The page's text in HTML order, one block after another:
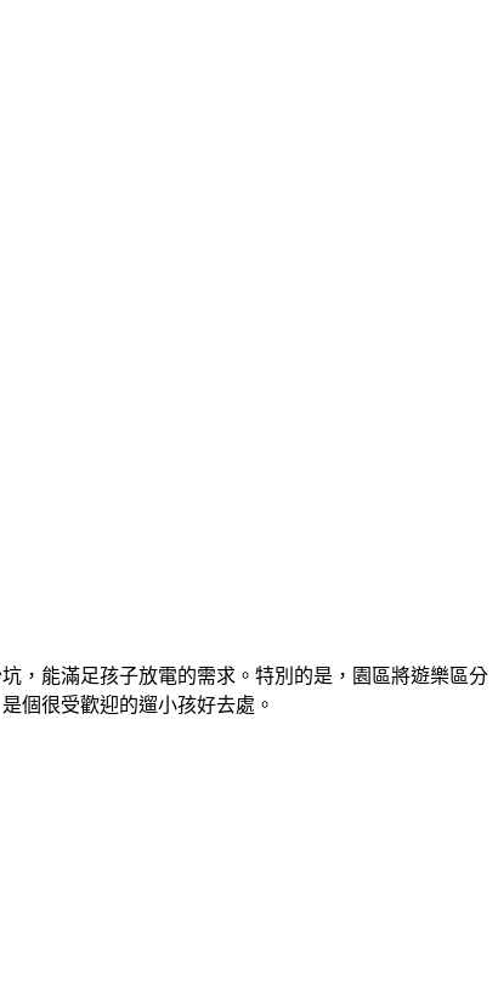
，能滿足孩子放電的需求。特別的是，園區將遊樂區分
個很受歡迎的遛小孩好去處。